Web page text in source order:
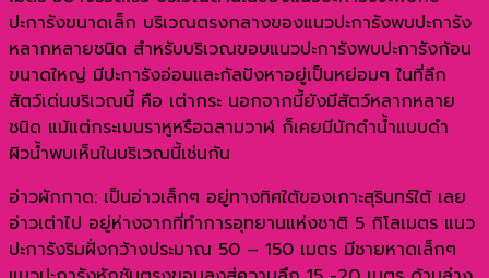
ปะการังขนาดเล็ก บริเวณตรงกลางของแนวปะการังพบปะการัง
หลากหลายชนิด สำหรับบริเวณขอบแนวปะการังพบปะการังก้อน
ขนาดใหญ่ มีปะการังอ่อนและกัลปังหาอยู่เป็นหย่อมๆ ในที่ลึก
สัตว์เด่นบริเวณนี้ คือ เต่ากระ นอกจากนี้ยังมีสัตว์หลากหลาย
ชนิด แม้แต่กระเบนราหูหรือฉลามวาฬ ก็เคยมีนักดำน้ำแบบดำ
ผิวน้ำพบเห็นในบริเวณนี้เช่นกัน
อ่าวผักกาด: เป็นอ่าวเล็กๆ อยู่ทางทิศใต้ของเกาะสุรินทร์ใต้ เลย
อ่าวเต่าไป อยู่ห่างจากที่ทำการอุทยานแห่งชาติ 5 กิโลเมตร แนว
ปะการังริมฝั่งกว้างประมาณ 50 – 150 เมตร มีชายหาดเล็กๆ